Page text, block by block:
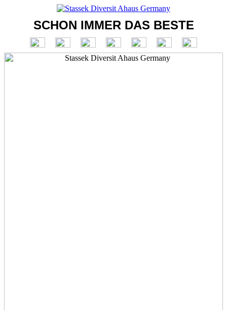
SCHON IMMER DAS BESTE